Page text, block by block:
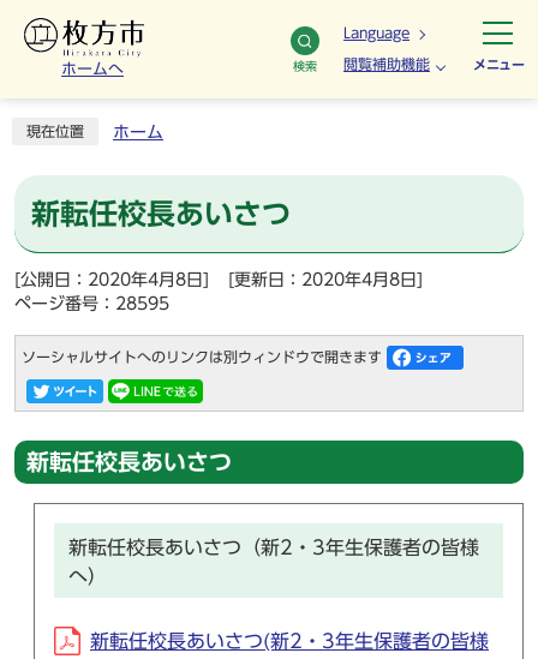
ホームへ 検索
Language
閲覧補助機能 メニュー
現在位置 ホーム
新転任校長あいさつ
[公開日：2020年4月8日]
[更新日：2020年4月8日]
ページ番号：28595
ソーシャルサイトへのリンクは別ウィンドウで開きます
新転任校長あいさつ
新転任校長あいさつ（新2・3年生保護者の皆様
へ）
新転任校長あいさつ(新2・3年生保護者の皆様